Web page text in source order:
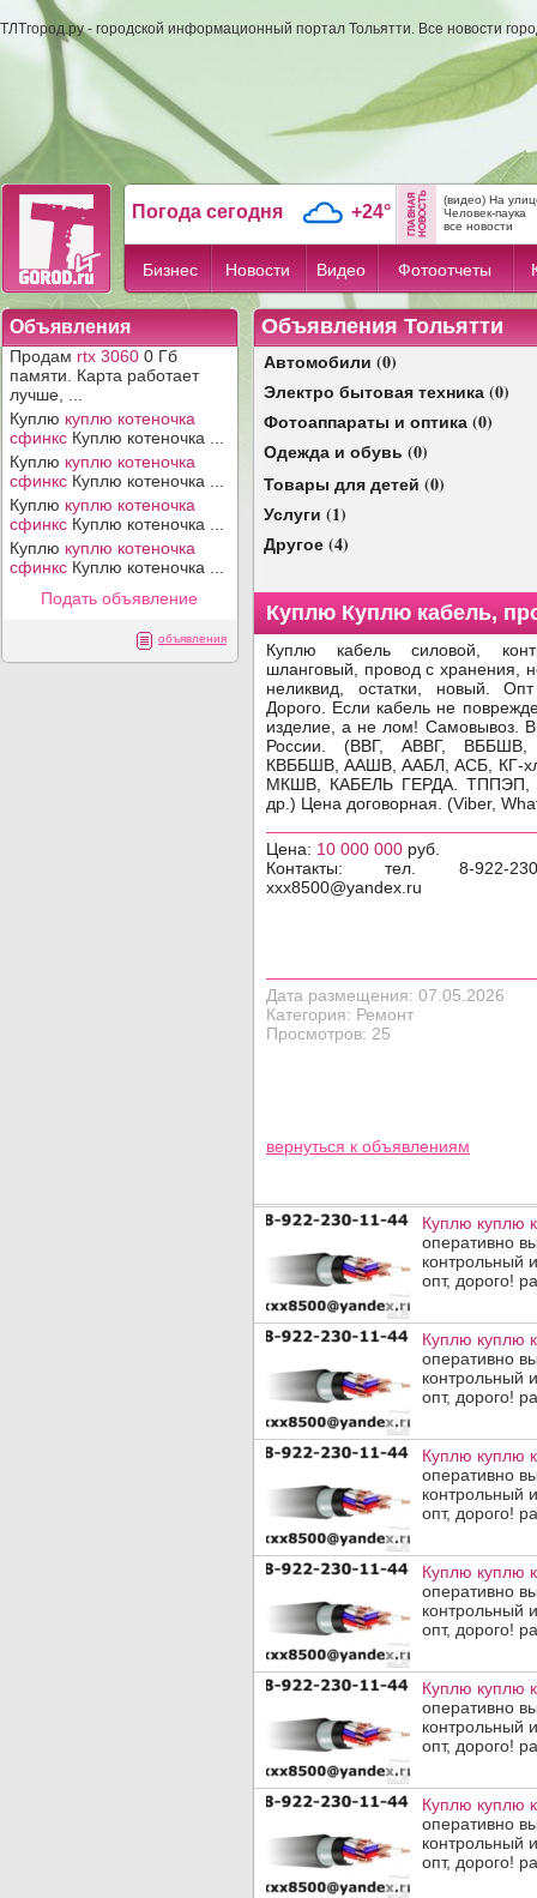
ТЛТгород.ру - городской информационный портал Тольятти. Все новости
Погода сегодня +24°
(видео) На
Человек-паука
все новости
Бизнес Новости Видео Фотоотчеты
Объявления
Продам rtx 3060 0 Гб
памяти. Карта работает
лучше, ...
Куплю куплю котеночка
сфинкс Куплю котеночка ...
Куплю куплю котеночка
сфинкс Куплю котеночка ...
Куплю куплю котеночка
сфинкс Куплю котеночка ...
Куплю куплю котеночка
сфинкс Куплю котеночка ...
Подать объявление
объявления
Объявления Тольятти
Автомобили (0)
Электро бытовая техника (0)
Фотоаппараты и оптика (0)
Одежда и обувь (0)
Товары для детей (0)
Услуги (1)
Другое (4)
Куплю Куплю кабель,
Фото объявления
Куплю кабель силовой,
шланговый, провод с хранения,
неликвид, остатки, новый.
Дорого. Если кабель не
изделие, а не лом! Самовывоз.
России. (ВВГ, АВВГ,
КВББШВ, ААШВ, ААБЛ, АСБ, КГ-
МКШВ, КАБЕЛЬ ГЕРДА. ТППЭП,
др.) Цена договорная. (Viber,
Цена: 10 000 000 руб.
Контакты: тел. 8-922-
xxx8500@yandex.ru
Дата размещения: 07.05.2026
Категория: Ремонт
Просмотров: 25
вернуться к объявлениям
Куплю куплю
оперативно
контрольный
опт, дорого!
Куплю куплю
оперативно
контрольный
опт, дорого!
Куплю куплю
оперативно
контрольный
опт, дорого!
Куплю куплю
оперативно
контрольный
опт, дорого!
Куплю куплю
оперативно
контрольный
опт, дорого!
Куплю куплю
оперативно
контрольный
опт, дорого!